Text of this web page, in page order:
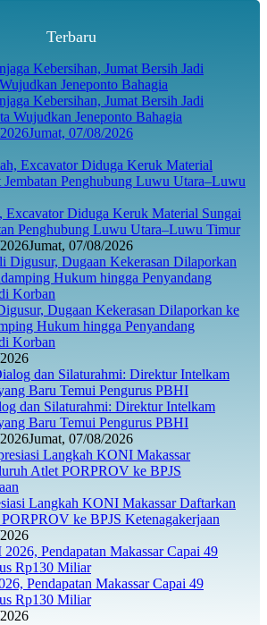
Terbaru
Kebersihan, Jumat Bersih Jadi
Wujudkan Jeneponto Bahagia
Jumat, 07/08/2026
Excavator Diduga Keruk Material Sungai
Penghubung Luwu Utara–Luwu Timur
Jumat, 07/08/2026
Dugaan Kekerasan Dilaporkan ke
Hukum hingga Penyandang
Korban
dan Silaturahmi: Direktur Intelkam
Baru Temui Pengurus PBHI
Jumat, 07/08/2026
Langkah KONI Makassar Daftarkan
ke BPJS Ketenagakerjaan
Pendapatan Makassar Capai 49
Rp130 Miliar